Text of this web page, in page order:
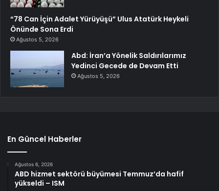
“78 Can İçin Adalet Yürüyüşü” Ulus Atatürk Heykeli
Önünde Sona Erdi
Ağustos 5, 2026
Abd: İran’a Yönelik Saldırılarımız
Yedinci Gecede de Devam Etti
Ağustos 5, 2026
En Güncel Haberler
Ağustos 6, 2026
ABD hizmet sektörü büyümesi Temmuz’da hafif
yükseldi – ISM